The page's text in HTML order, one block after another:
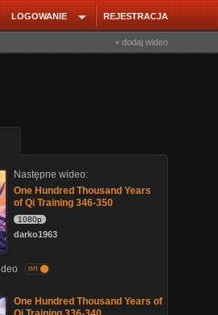
REJESTRACJA
LOGOWANIE
+ dodaj wideo
Następne wideo:
One Hundred Thousand Years
of Qi Training 346-350
1080p
darko1963
on
One Hundred Thousand Years of